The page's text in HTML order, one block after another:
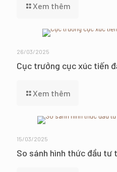
Xem thêm
26/03/2025
Cục trưởng cục xúc tiến
Xem thêm
15/03/2025
So sánh hình thức đầu